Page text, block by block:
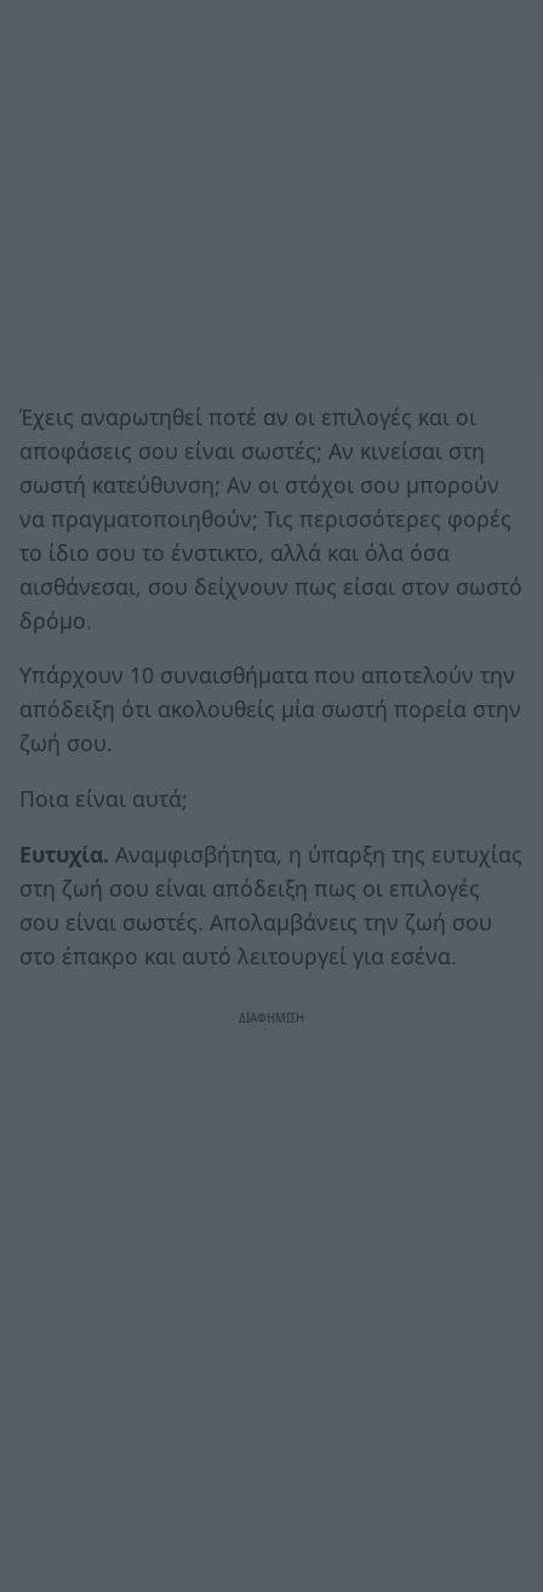
Έχεις αναρωτηθεί ποτέ αν οι επιλογές και οι
αποφάσεις σου είναι σωστές; Αν κινείσαι στη
σωστή κατεύθυνση; Αν οι στόχοι σου μπορούν
να πραγματοποιηθούν; Τις περισσότερες φορές
το ίδιο σου το ένστικτο, αλλά και όλα όσα
αισθάνεσαι, σου δείχνουν πως είσαι στον σωστό
δρόμο.
Υπάρχουν 10 συναισθήματα που αποτελούν την
απόδειξη ότι ακολουθείς μία σωστή πορεία στην
ζωή σου.
Ποια είναι αυτά;
Ευτυχία. Αναμφισβήτητα, η ύπαρξη της ευτυχίας
στη ζωή σου είναι απόδειξη πως οι επιλογές
σου είναι σωστές. Απολαμβάνεις την ζωή σου
στο έπακρο και αυτό λειτουργεί για εσένα.